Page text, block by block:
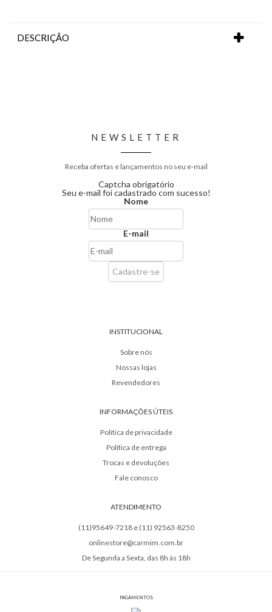
DESCRIÇÃO
NEWSLETTER
Receba ofertas e lançamentos no seu e-mail
Captcha obrigatório
Seu e-mail foi cadastrado com sucesso!
Nome
E-mail
INSTITUCIONAL
Sobre nós
Nossas lojas
Revendedores
INFORMAÇÕES ÚTEIS
Política de privacidade
Política de entrega
Trocas e devoluções
Fale conosco
ATENDIMENTO
(11)95649-7218 e (11) 92563-8250
onlinestore@carmim.com.br
De Segunda a Sexta, das 8h às 18h
PAGAMENTOS